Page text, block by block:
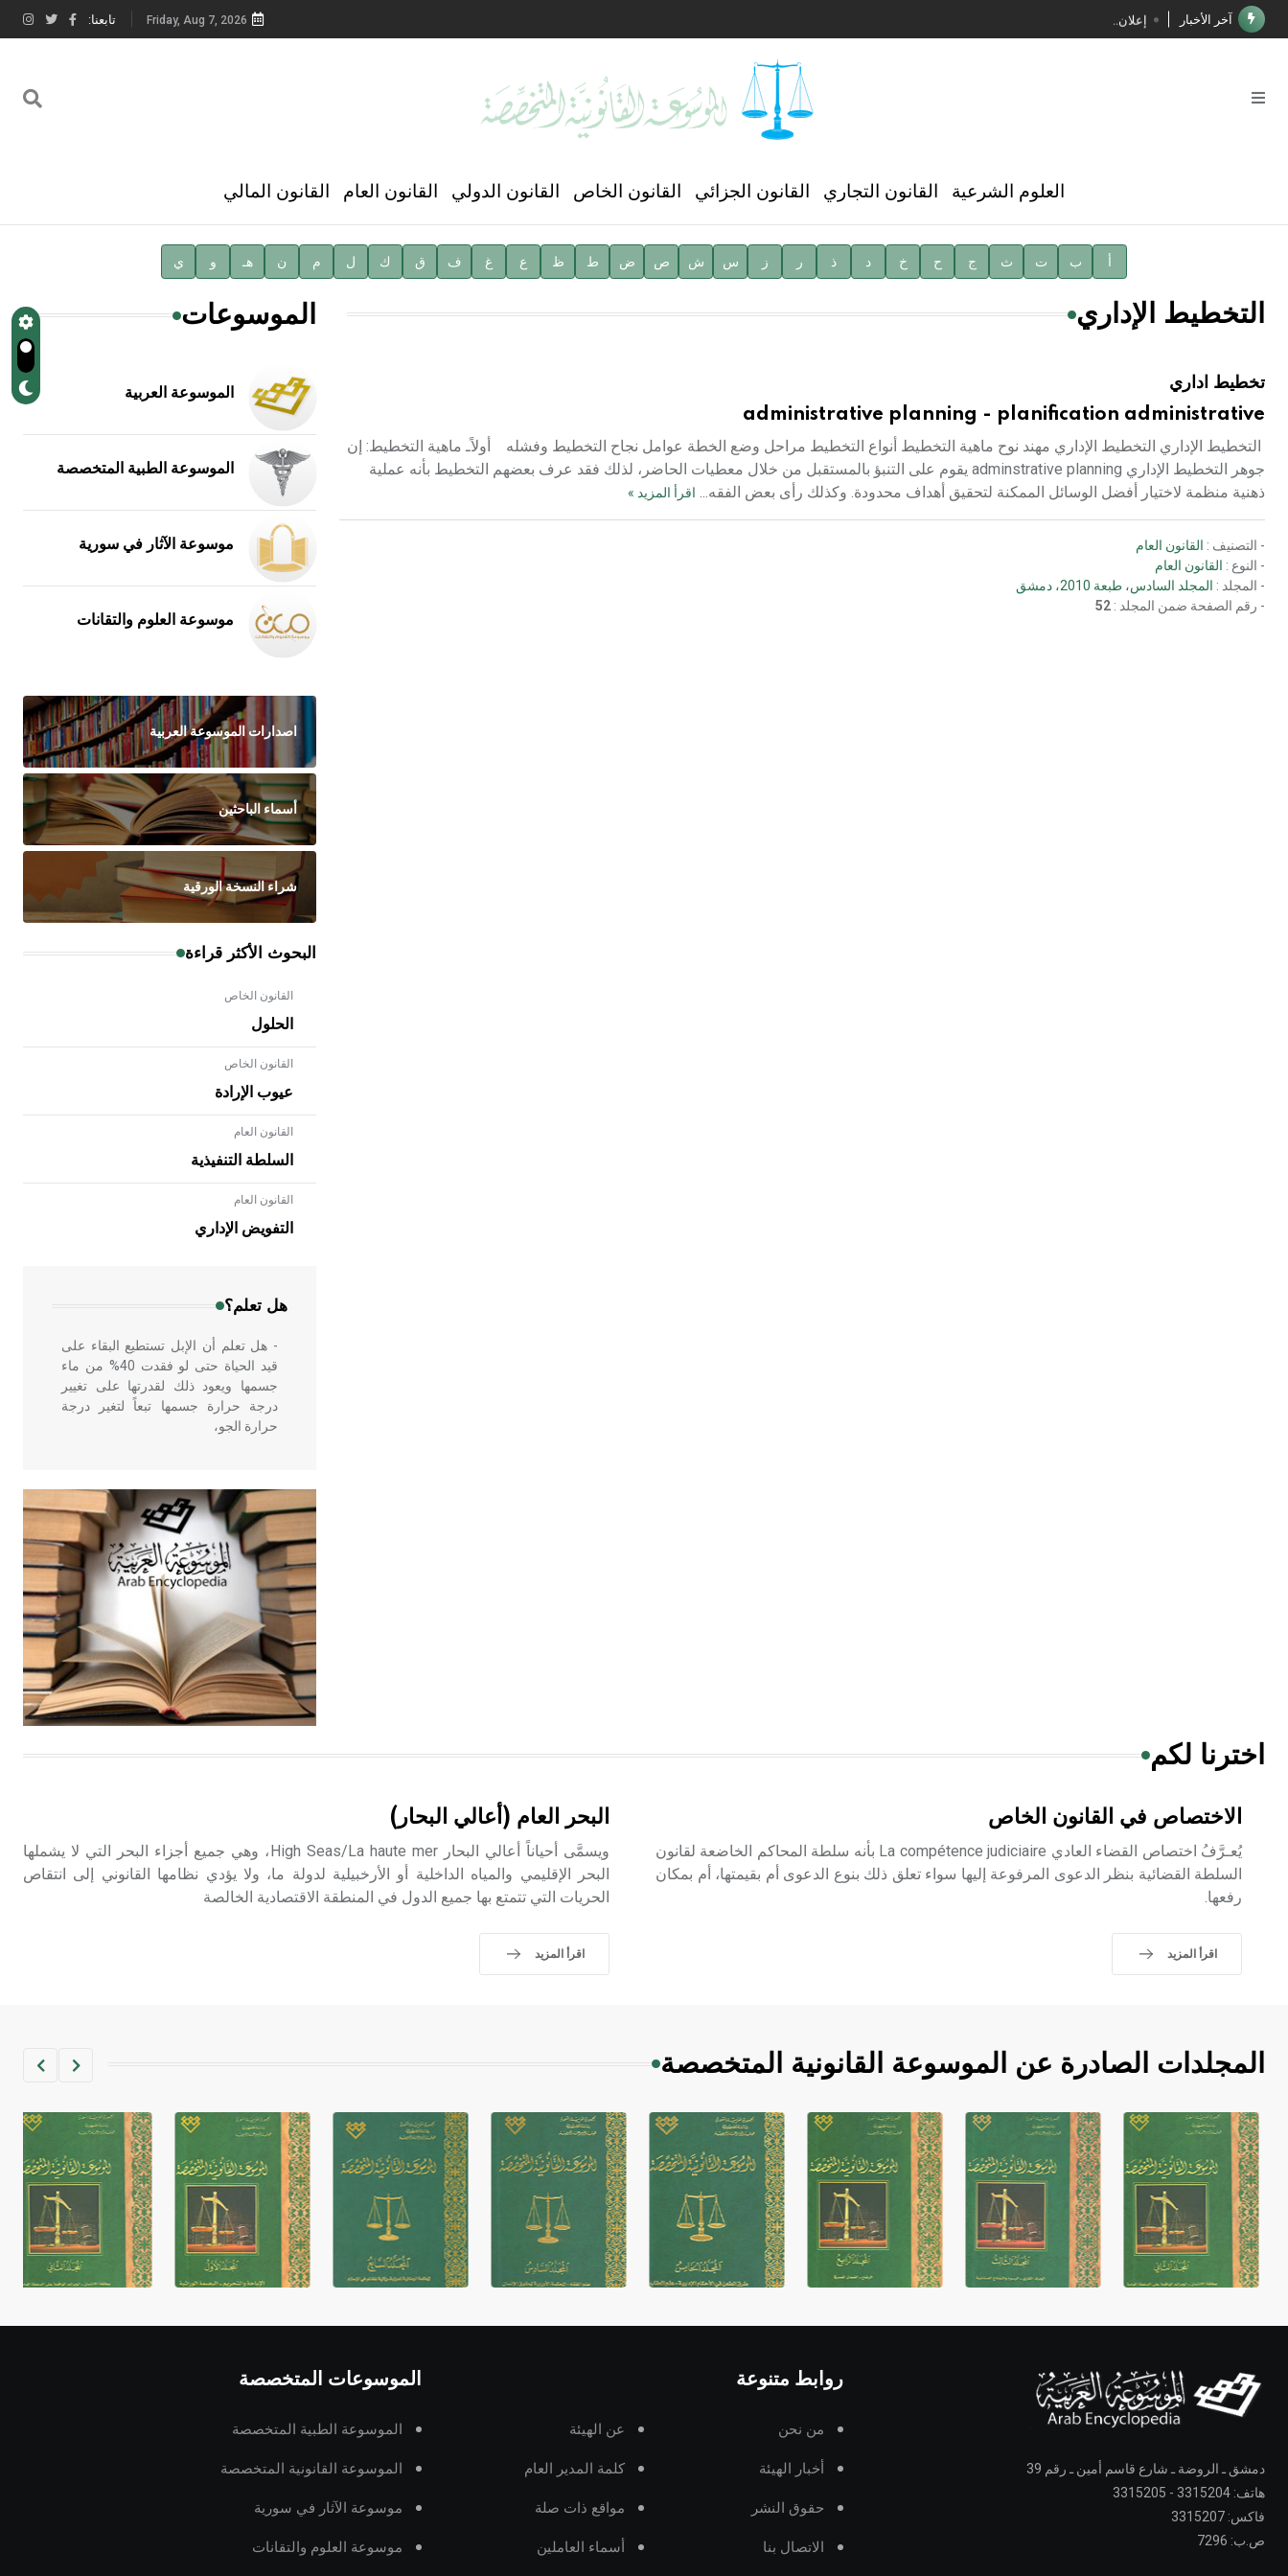
آخر الأخبار إعلان..
فوز الأستاذ الدكتور محمود السيد بجائزة مجمع الملك سليمان العالمي للغة العربية
الأستاذ إياد خالد الطباع مدير عام لهيئة الموسوعة العربية
Friday, Aug 7, 2026 تابعنا:
العلوم الشرعية القانون التجاري القانون الجزائي القانون الخاص القانون الدولي القانون العام القانون المالي
أ ب ت ث ج ح خ د ذ ر ز س ش ص ض ط ظ ع غ ف ق ك ل م ن هـ و ي
التخطيط الإداري
تخطيط اداري
administrative planning - planification administrative
التخطيط الإداري التخطيط الإداري مهند نوح ماهية التخطيط أنواع التخطيط مراحل وضع الخطة عوامل نجاح التخطيط وفشله أولاًـ ماهية التخطيط: إن
جوهر التخطيط الإداري adminstrative planning يقوم على التنبؤ بالمستقبل من خلال معطيات الحاضر، لذلك فقد عرف بعضهم التخطيط بأنه عملية
ذهنية منظمة لاختيار أفضل الوسائل الممكنة لتحقيق أهداف محدودة. وكذلك رأى بعض الفقه... اقرأ المزيد »
- التصنيف : القانون العام
- النوع : القانون العام
- المجلد : المجلد السادس، طبعة 2010، دمشق
- رقم الصفحة ضمن المجلد : 52
الموسوعات
الموسوعة العربية
الموسوعة الطبية المتخصصة
موسوعة الآثار في سورية
موسوعة العلوم والتقانات
اصدارات الموسوعة العربية
أسماء الباحثين
شراء النسخة الورقية
البحوث الأكثر قراءة
القانون الخاص
الحلول
القانون الخاص
عيوب الإرادة
القانون العام
السلطة التنفيذية
القانون العام
التفويض الإداري
هل تعلم؟
- هل تعلم أن الأبلق نوع من الفنون
الهندسية التي ارتبطت بالعمارة الإسلامية
في بلاد الشام ومصر خاصة، حيث يحرص
- هل تعلم أن الإبل تستطيع البقاء على
قيد الحياة حتى لو فقدت 40% من ماء
جسمها ويعود ذلك لقدرتها على تغيير
درجة حرارة جسمها تبعاً لتغير درجة
حرارة الجو،
- هل تعلم أن أبقراط كتب في الطب
أربعة مؤلفات هي: الحكم، الأدلة، تنظيم
التغذية، ورسالته في جروح الرأس.
ويعود له الفضل بأنه حرر الطب من
الدين والفلسفة.
- هل تعلم أن المرجان إفراز حيواني
يتكون في البحر ويتركب من مادة
كربونات الكلسيوم، وهو أحمر أو شديد
الحمرة وهو أجود أنواعه، ويمتاز بكبر
الحجم ويسمى الش
الإنكليزية أب
- هل تعلم أن الأبجدية الكنعانية تتألف من
حيث تقتصر القيمة الصوتية للعلامة الك
اخترنا لكم
الاختصاص في القانون الخاص
يُعـرَّفُ اختصاص القضاء العادي La compétence judiciaire بأنه سلطة المحاكم الخاضعة لقانون
السلطة القضائية بنظر الدعوى المرفوعة إليها سواء تعلق ذلك بنوع الدعوى أم بقيمتها، أم بمكان
رفعها.
اقرأ المزيد
البحر العام (أعالي البحار)
ويسمَّى أحياناً أعالي البحار High Seas/La haute mer، وهي جميع أجزاء البحر التي لا يشملها
البحر الإقليمي والمياه الداخلية أو الأرخبيلية لدولة ما، ولا يؤدي نظامها القانوني إلى انتقاص
الحريات التي تتمتع بها جميع الدول في المنطقة الاقتصادية الخالصة
اقرأ المزيد
المجلدات الصادرة عن الموسوعة القانونية المتخصصة
دمشق ـ الروضة ـ شارع قاسم أمين ـ رقم 39
هاتف: 3315204 - 3315205
فاكس: 3315207
ص.ب: 7296
روابط متنوعة
من نحن عن الهيئة
أخبار الهيئة كلمة المدير العام
حقوق النشر مواقع ذات صلة
الاتصال بنا أسماء العاملين
الموسوعات المتخصصة
الموسوعة الطبية المتخصصة
الموسوعة القانونية المتخصصة
موسوعة الآثار في سورية
موسوعة العلوم والتقانات